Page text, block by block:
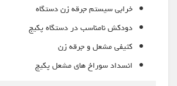
خرابی سیستم جرقه زن دستگاه
دودکش نامناسب در دستگاه پکیج
کثیفی مشعل و جرقه زن
انسداد سوراخ های مشعل پکیج